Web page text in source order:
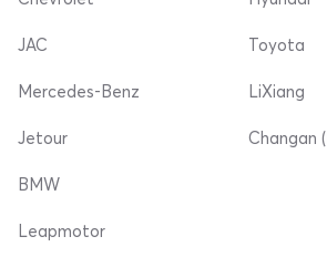
JAC
Mercedes-Benz
Jetour
Toyota
LiXiang
Changan
BMW
Leapmotor